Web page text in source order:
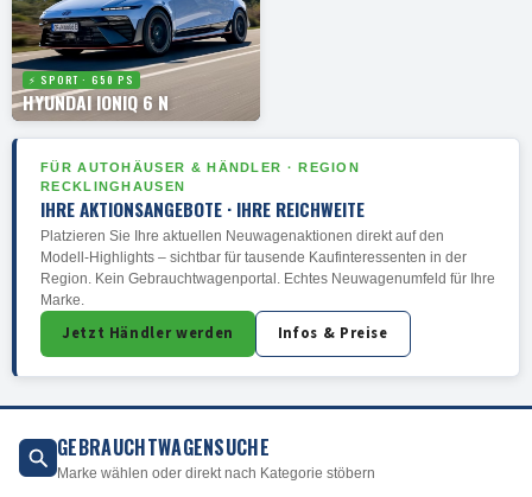
⚡ SPORT · 650 PS
HYUNDAI IONIQ 6 N
FÜR AUTOHÄUSER & HÄNDLER · REGION
RECKLINGHAUSEN
IHRE AKTIONSANGEBOTE · IHRE REICHWEITE
Platzieren Sie Ihre aktuellen Neuwagenaktionen direkt auf den
Modell-Highlights – sichtbar für tausende Kaufinteressenten in der
Region. Kein Gebrauchtwagenportal. Echtes Neuwagenumfeld für Ihre
Marke.
Jetzt Händler werden Infos & Preise
GEBRAUCHTWAGENSUCHE
Marke wählen oder direkt nach Kategorie stöbern